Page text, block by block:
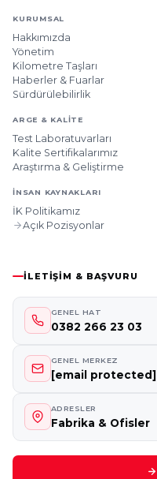
KURUMSAL
Hakkımızda
Yönetim
Kilometre Taşları
Haberler & Fuarlar
Sürdürülebilirlik
ARGE & KALITE
Test Laboratuvarları
Kalite Sertifikalarımız
Araştırma & Geliştirme
İNSAN KAYNAKLARI
İK Politikamız
Açık Pozisyonlar
İLETIŞIM & BAŞVURU
GENEL HAT
0382 266 23 03
GENEL MERKEZ
[email protected]
ADRESLER
Fabrika & Ofisler